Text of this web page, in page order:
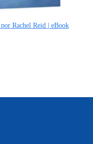
Rachel Reid | eBook